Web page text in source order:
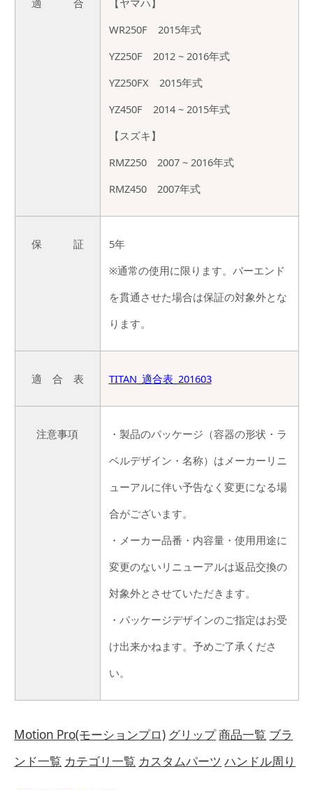
適 合
【ヤマハ】
WR250F 2015年式
YZ250F 2012 ~ 2016年式
YZ250FX 2015年式
YZ450F 2014 ~ 2015年式
【スズキ】
RMZ250 2007 ~ 2016年式
RMZ450 2007年式
保 証
5年
※通常の使用に限ります。バーエンド
を貫通させた場合は保証の対象外とな
ります。
適 合 表 TITAN_適合表_201603
注意事項
・製品のパッケージ（容器の形状・ラ
ベルデザイン・名称）はメーカーリニ
ューアルに伴い予告なく変更になる場
合がございます。
・メーカー品番・内容量・使用用途に
変更のないリニューアルは返品交換の
対象外とさせていただきます。
・パッケージデザインのご指定はお受
け出来かねます。予めご了承くださ
い。
Motion Pro(モーションプロ) グリップ商品一覧 ブラ
ンド一覧 カテゴリ一覧 カスタムパーツ ハンドル周り